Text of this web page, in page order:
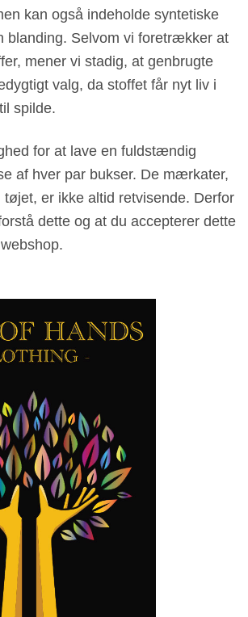
kan også indeholde syntetiske
blanding. Selvom vi foretrækker at
mener vi stadig, at genbrugte
valg, da stoffet får nyt liv i
spilde.
for at lave en fuldstændig
af hver par bukser. De mærkater,
er ikke altid retvisende. Derfor
dette og at du accepterer dette